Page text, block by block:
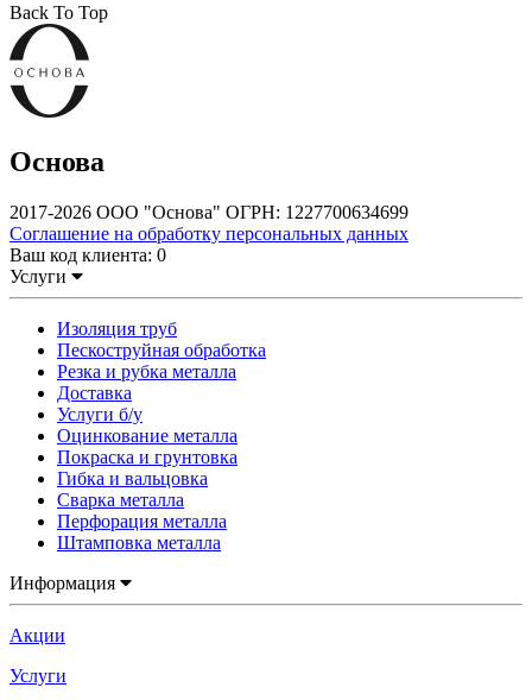
Back To Top
Основа
2017-2026 ООО "Основа" ОГРН: 1227700634699
Соглашение на обработку персональных данных
Ваш код клиента: 0
Услуги
Изоляция труб
Пескоструйная обработка
Резка и рубка металла
Доставка
Услуги б/у
Оцинкование металла
Покраска и грунтовка
Гибка и вальцовка
Сварка металла
Перфорация металла
Штамповка металла
Информация
Акции
Услуги